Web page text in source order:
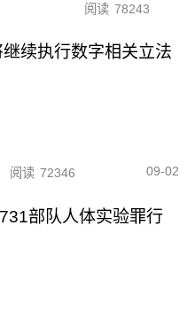
阅读 78243
续执行数字相关立法
阅读 72346 09-02
部队人体实验罪行